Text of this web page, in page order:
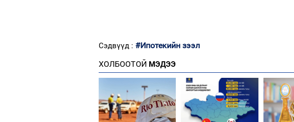
Сэдвүүд : #Ипотекийн зээл
ХОЛБООТОЙ МЭДЭЭ